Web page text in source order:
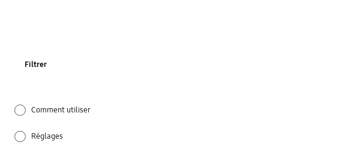
Filtrer
Comment utiliser
Réglages